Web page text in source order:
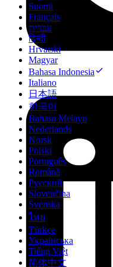
Suomi
Français
עברית
हिन्दी
Hrvatski
Magyar
Bahasa Indonesia
Italiano
日本語
한국어
Bahasa Melayu
Nederlands
Norsk
Polski
Português
Română
Русский
Slovenčina
Svenska
ไทย
Türkçe
Українська
Tiếng Việt
简体中文